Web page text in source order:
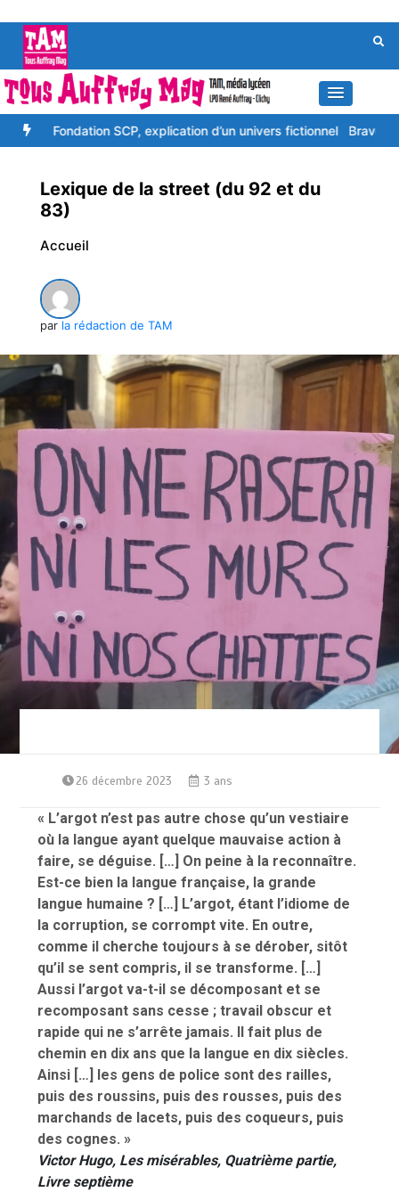
contenu
SCP, explication d’un univers fictionnel Bravo à toi, la
Lexique de la street (du 92 et du
83)
Accueil
par la rédaction de TAM
26 décembre 2023 3 ans
« L’argot n’est pas autre chose qu’un vestiaire
où la langue ayant quelque mauvaise action à
faire, se déguise. […] On peine à la reconnaître.
Est-ce bien la langue française, la grande
langue humaine ? […] L’argot, étant l’idiome de
la corruption, se corrompt vite. En outre,
comme il cherche toujours à se dérober, sitôt
qu’il se sent compris, il se transforme. […]
Aussi l’argot va-t-il se décomposant et se
recomposant sans cesse ; travail obscur et
rapide qui ne s’arrête jamais. Il fait plus de
chemin en dix ans que la langue en dix siècles.
Ainsi […] les gens de police sont des railles,
puis des roussins, puis des rousses, puis des
marchands de lacets, puis des coqueurs, puis
des cognes. »
Victor Hugo, Les misérables, Quatrième partie,
Livre septième